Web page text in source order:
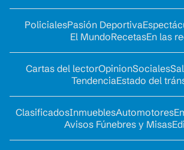
PolicialesPasión Deportiva
El MundoRecetasEn las
Cartas del lectorOpinionSociales
TendenciaEstado del
ClasificadosInmueblesAutomotores
Avisos Fúnebres y Misas